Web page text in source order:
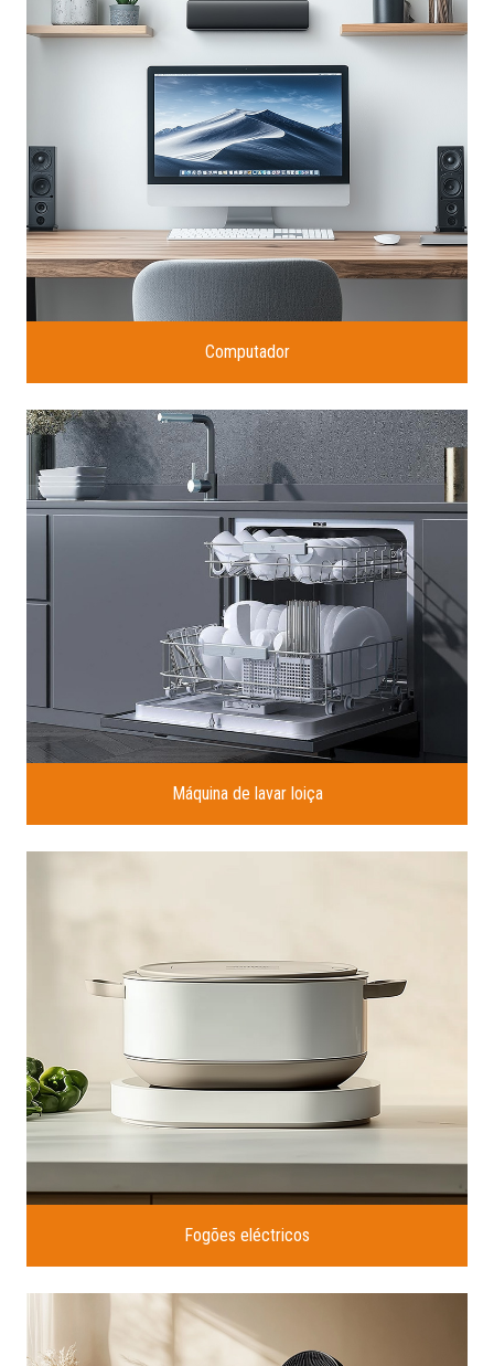
Computador
Máquina de lavar loiça
Fogões eléctricos